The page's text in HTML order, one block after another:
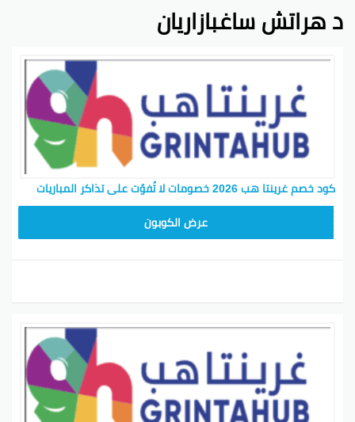
د هراتش ساغبازاريان
كود خصم غرينتا هب 2026 خصومات لا تُفوّت على تذاكر المباريات
عرض الكوبون